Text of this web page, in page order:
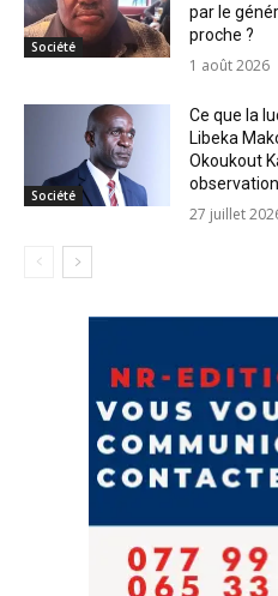
Société
par le
proche ?
1 août 2026
Société
Ce que la
Libeka
Okoukout
27 juillet